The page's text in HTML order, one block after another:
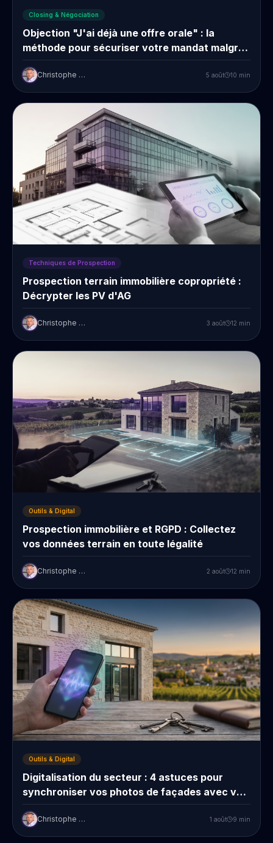
Closing & Négociation
Objection "J'ai déjà une offre orale" : la
méthode pour sécuriser votre mandat malgré
tout
Christophe Prudent 5 août 10 min
Techniques de Prospection
Prospection terrain immobilière copropriété :
Décrypter les PV d'AG
Christophe Prudent 3 août 12 min
Outils & Digital
Prospection immobilière et RGPD : Collectez
vos données terrain en toute légalité
Christophe Prudent 2 août 12 min
Outils & Digital
Digitalisation du secteur : 4 astuces pour
synchroniser vos photos de façades avec vos
fiches prospects
Christophe Prudent 1 août 9 min